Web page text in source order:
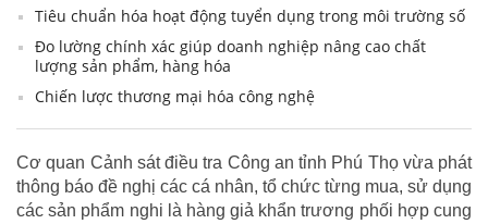
Tiêu chuẩn hóa hoạt động tuyển dụng trong môi trường số
Đo lường chính xác giúp doanh nghiệp nâng cao chất
lượng sản phẩm, hàng hóa
Chiến lược thương mại hóa công nghệ
Cơ quan Cảnh sát điều tra Công an tỉnh Phú Thọ vừa phát
thông báo đề nghị các cá nhân, tổ chức từng mua, sử dụng
các sản phẩm nghi là hàng giả khẩn trương phối hợp cung